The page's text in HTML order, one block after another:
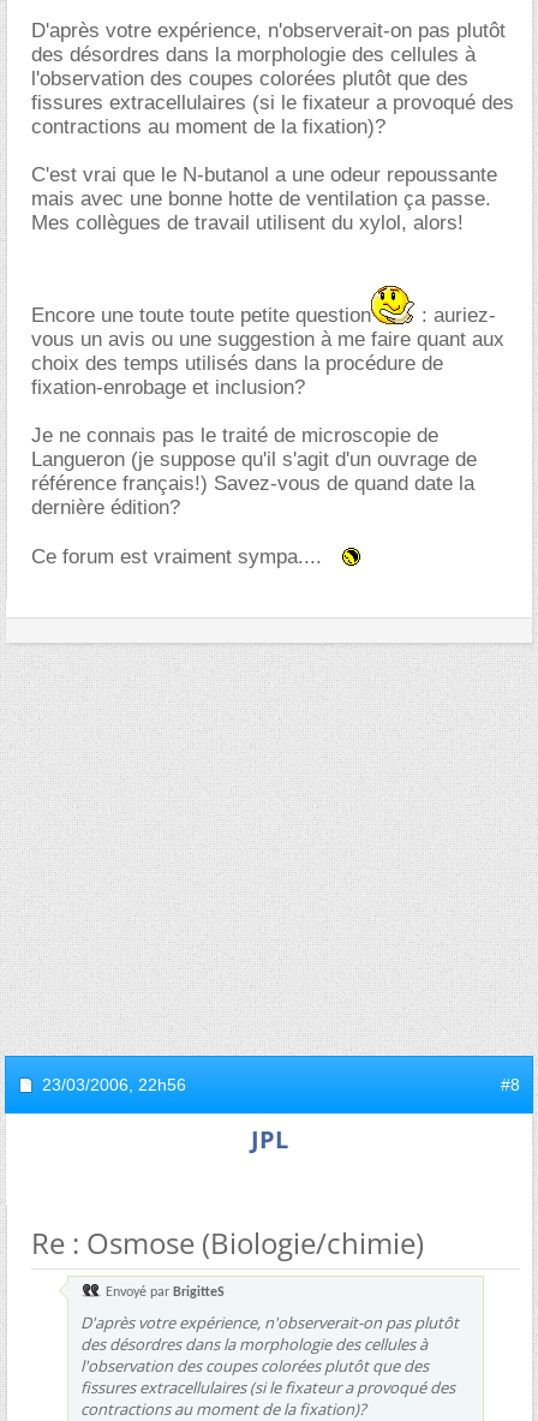
D'après votre expérience, n'observerait-on pas plutôt
des désordres dans la morphologie des cellules à
l'observation des coupes colorées plutôt que des
fissures extracellulaires (si le fixateur a provoqué des
contractions au moment de la fixation)?
C'est vrai que le N-butanol a une odeur repoussante
mais avec une bonne hotte de ventilation ça passe.
Mes collègues de travail utilisent du xylol, alors!
Encore une toute toute petite question
: auriez-
vous un avis ou une suggestion à me faire quant aux
choix des temps utilisés dans la procédure de
fixation-enrobage et inclusion?
Je ne connais pas le traité de microscopie de
Langueron (je suppose qu'il s'agit d'un ouvrage de
référence français!) Savez-vous de quand date la
dernière édition?
Ce forum est vraiment sympa....
23/03/2006, 22h56 #8
JPL
Re : Osmose (Biologie/chimie)
Envoyé par BrigitteS
D'après votre expérience, n'observerait-on pas plutôt
des désordres dans la morphologie des cellules à
l'observation des coupes colorées plutôt que des
fissures extracellulaires (si le fixateur a provoqué des
contractions au moment de la fixation)?